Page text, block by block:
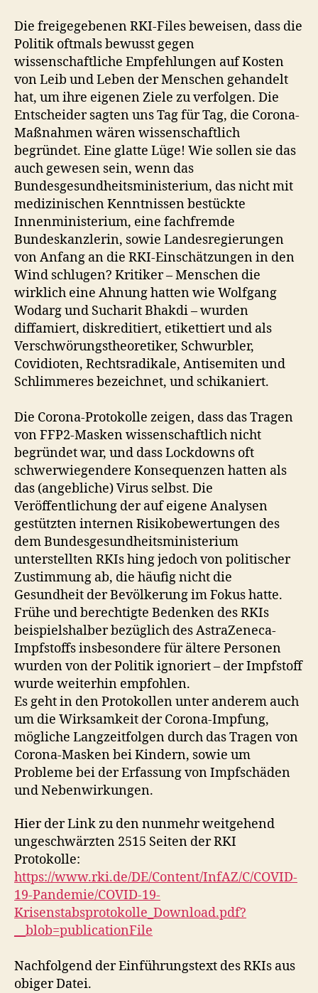
e
e
w
s
t
i
k
e
r
E
n
t
s
c
h
w
ä
r
z
u
g
d
R
K
I
-
F
i
l
e
s
Die freigegebenen RKI-Files beweisen, dass die
Politik oftmals bewusst gegen
wissenschaftliche Empfehlungen auf Kosten
von Leib und Leben der Menschen gehandelt
hat, um ihre eigenen Ziele zu verfolgen. Die
Entscheider sagten uns Tag für Tag, die Corona-
Maßnahmen wären wissenschaftlich
begründet. Eine glatte Lüge! Wie sollen sie das
auch gewesen sein, wenn das
Bundesgesundheitsministerium, das nicht mit
medizinischen Kenntnissen bestückte
Innenministerium, eine fachfremde
Bundeskanzlerin, sowie Landesregierungen
von Anfang an die RKI-Einschätzungen in den
Wind schlugen? Kritiker – Menschen die
wirklich eine Ahnung hatten wie Wolfgang
Wodarg und Sucharit Bhakdi – wurden
diffamiert, diskreditiert, etikettiert und als
Verschwörungstheoretiker, Schwurbler,
Covidioten, Rechtsradikale, Antisemiten und
Schlimmeres bezeichnet, und schikaniert.
Die Corona-Protokolle zeigen, dass das Tragen
von FFP2-Masken wissenschaftlich nicht
begründet war, und dass Lockdowns oft
schwerwiegendere Konsequenzen hatten als
das (angebliche) Virus selbst. Die
Veröffentlichung der auf eigene Analysen
gestützten internen Risikobewertungen des
dem Bundesgesundheitsministerium
unterstellten RKIs hing jedoch von politischer
Zustimmung ab, die häufig nicht die
Gesundheit der Bevölkerung im Fokus hatte.
Frühe und berechtigte Bedenken des RKIs
beispielshalber bezüglich des AstraZeneca-
Impfstoffs insbesondere für ältere Personen
wurden von der Politik ignoriert – der Impfstoff
wurde weiterhin empfohlen.
Es geht in den Protokollen unter anderem auch
um die Wirksamkeit der Corona-Impfung,
mögliche Langzeitfolgen durch das Tragen von
Corona-Masken bei Kindern, sowie um
Probleme bei der Erfassung von Impfschäden
und Nebenwirkungen.
Hier der Link zu den nunmehr weitgehend
ungeschwärzten 2515 Seiten der RKI
Protokolle:
https://www.rki.de/DE/Content/InfAZ/C/COVID-
19-Pandemie/COVID-19-
Krisenstabsprotokolle_Download.pdf?
__blob=publicationFile
Nachfolgend der Einführungstext des RKIs aus
obiger Datei.